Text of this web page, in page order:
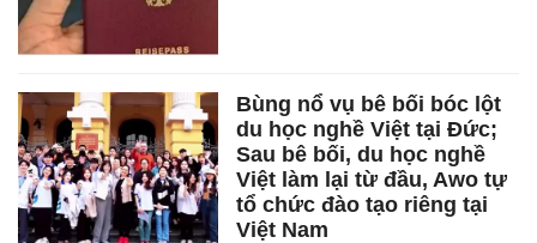
Bùng nổ vụ bê bối bóc lột
du học nghề Việt tại Đức;
Sau bê bối, du học nghề
Việt làm lại từ đầu, Awo tự
tổ chức đào tạo riêng tại
Việt Nam